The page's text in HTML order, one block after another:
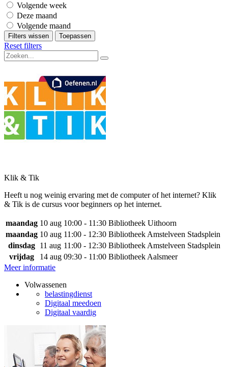
Volgende week
Deze maand
Volgende maand
Filters wissen Toepassen
Reset filters
Klik & Tik
Heeft u nog weinig ervaring met de computer of het internet? Klik
& Tik is de cursus voor beginners op het internet.
maandag 10 aug 10:00 - 11:30 Bibliotheek Uithoorn
maandag 10 aug 11:00 - 12:30 Bibliotheek Amstelveen Stadsplein
dinsdag 11 aug 11:00 - 12:30 Bibliotheek Amstelveen Stadsplein
vrijdag
14 aug 09:30 - 11:00 Bibliotheek Aalsmeer
Meer informatie
Volwassenen
belastingdienst
Digitaal meedoen
Digitaal vaardig